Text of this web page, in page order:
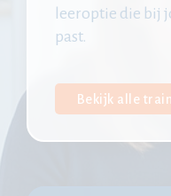
leeroptie die bij
past.
Bekijk alle